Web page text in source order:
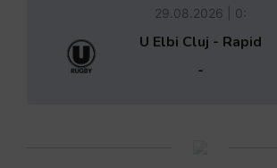
29.08.2026 | 0:
U Elbi Cluj - Rapid
-